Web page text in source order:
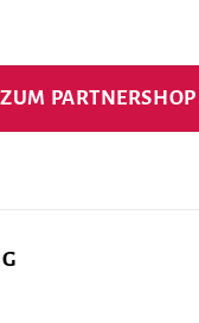
ZUM PARTNERSHOP